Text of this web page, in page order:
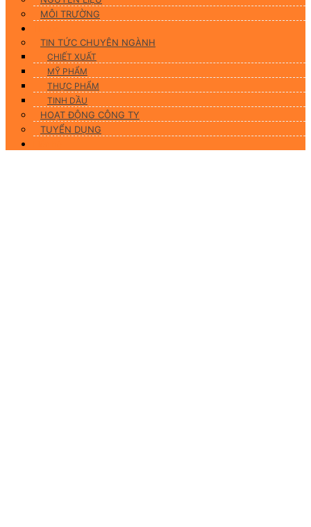
MÔI TRƯỜNG
TIN TỨC CHUYÊN NGÀNH
CHIẾT XUẤT
MỸ PHẨM
THỰC PHẨM
TINH DẦU
HOẠT ĐỘNG CÔNG TY
TUYỂN DỤNG